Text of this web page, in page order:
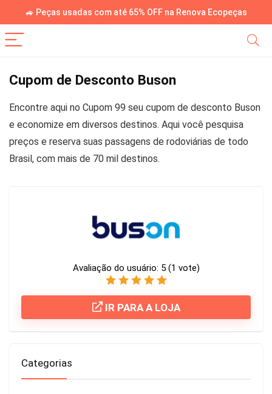
🚙 Peças usadas com até 65% OFF na Renova Ecopeças
Cupom de Desconto Buson
Encontre aqui no Cupom 99 seu cupom de desconto Buson
e economize em diversos destinos. Aqui você pesquisa
preços e reserva suas passagens de rodoviárias de todo
Brasil, com mais de 70 mil destinos.
Avaliação do usuário: 5 (1 vote)
IR PARA A LOJA
Categorias